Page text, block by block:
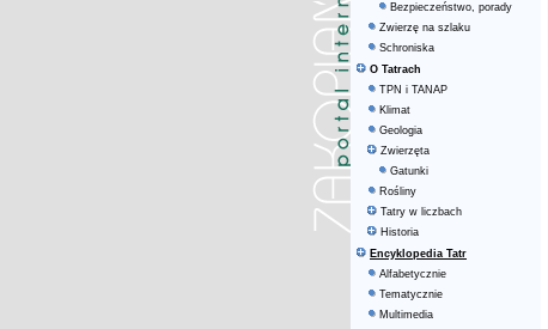
Bezpieczeństwo, porady
Zwierzę na szlaku
Schroniska
O Tatrach
TPN i TANAP
Klimat
Geologia
Zwierzęta
Gatunki
Rośliny
Tatry w liczbach
Historia
Encyklopedia Tatr
Alfabetycznie
Tematycznie
Multimedia